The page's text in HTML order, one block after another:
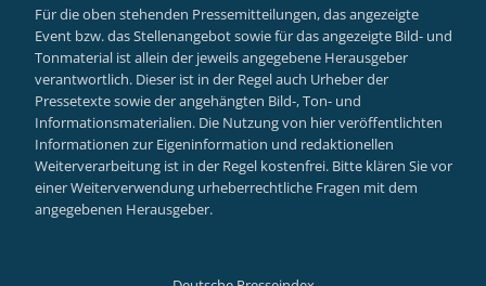
Für die oben stehenden Pressemitteilungen, das angezeigte
Event bzw. das Stellenangebot sowie für das angezeigte Bild- und
Tonmaterial ist allein der jeweils angegebene Herausgeber
verantwortlich. Dieser ist in der Regel auch Urheber der
Pressetexte sowie der angehängten Bild-, Ton- und
Informationsmaterialien. Die Nutzung von hier veröffentlichten
Informationen zur Eigeninformation und redaktionellen
Weiterverarbeitung ist in der Regel kostenfrei. Bitte klären Sie vor
einer Weiterverwendung urheberrechtliche Fragen mit dem
angegebenen Herausgeber.